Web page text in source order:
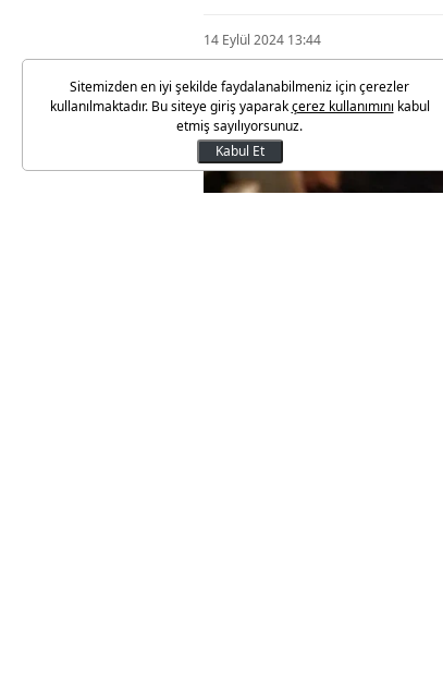
14 Eylül 2024 13:44
Sitemizden en iyi şekilde faydalanabilmeniz için çerezler
kullanılmaktadır. Bu siteye giriş yaparakçerez kullanımını kabul
etmiş sayılıyorsunuz.
Kabul Et